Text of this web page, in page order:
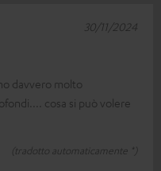
davvero molto
cosa si può volere
(tradotto automaticamente *)
30/11/2024